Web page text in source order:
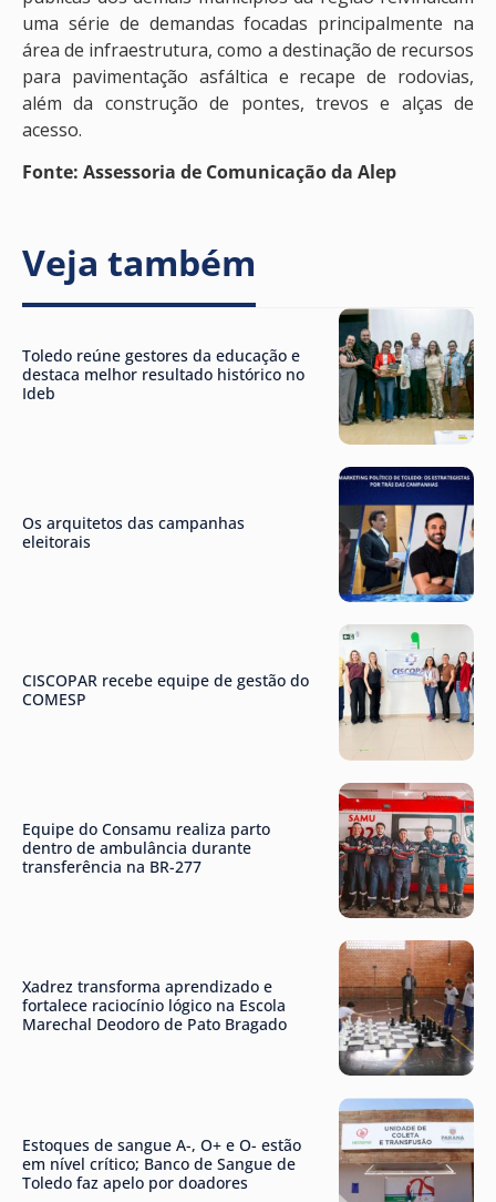
uma série de demandas focadas principalmente na
área de infraestrutura, como a destinação de recursos
para pavimentação asfáltica e recape de rodovias,
além da construção de pontes, trevos e alças de
acesso.
Fonte: Assessoria de Comunicação da Alep
Veja também
Toledo reúne gestores da educação e
destaca melhor resultado histórico no
Ideb
Os arquitetos das campanhas
eleitorais
CISCOPAR recebe equipe de gestão do
COMESP
Equipe do Consamu realiza parto
dentro de ambulância durante
transferência na BR-277
Xadrez transforma aprendizado e
fortalece raciocínio lógico na Escola
Marechal Deodoro de Pato Bragado
Estoques de sangue A-, O+ e O- estão
em nível crítico; Banco de Sangue de
Toledo faz apelo por doadores